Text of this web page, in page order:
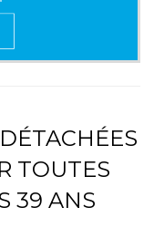
TOUTES
39 ANS